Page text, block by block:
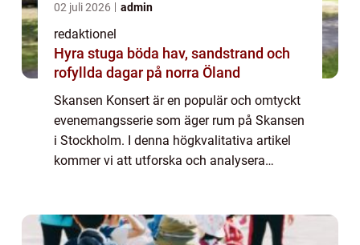
02 juli 2026 admin
redaktionel
Hyra stuga böda hav, sandstrand och
rofyllda dagar på norra Öland
Skansen Konsert är en populär och omtyckt
evenemangsserie som äger rum på Skansen
i Stockholm. I denna högkvalitativa artikel
kommer vi att utforska och analysera
denn...